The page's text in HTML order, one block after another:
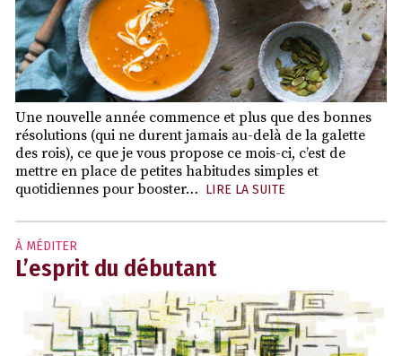
Une nouvelle année commence et plus que des bonnes
résolutions (qui ne durent jamais au-delà de la galette
des rois), ce que je vous propose ce mois-ci, c’est de
mettre en place de petites habitudes simples et
quotidiennes pour booster… LIRE LA SUITE
À MÉDITER
L’esprit du débutant